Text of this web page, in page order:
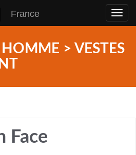
France
> VESTES
Face